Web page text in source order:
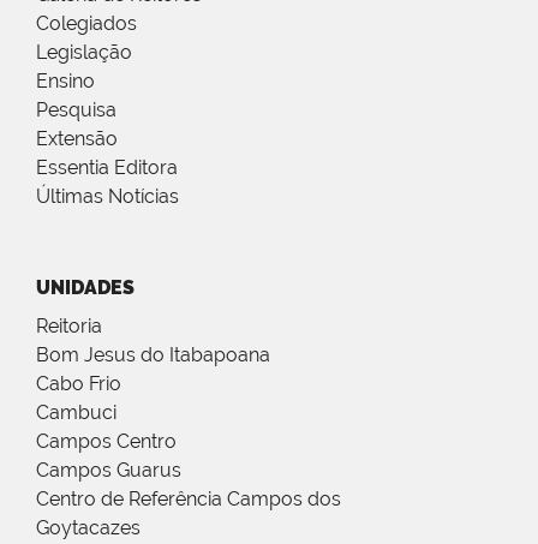
Colegiados
Legislação
Ensino
Pesquisa
Extensão
Essentia Editora
Últimas Notícias
UNIDADES
Reitoria
Bom Jesus do Itabapoana
Cabo Frio
Cambuci
Campos Centro
Campos Guarus
Centro de Referência Campos dos
Goytacazes